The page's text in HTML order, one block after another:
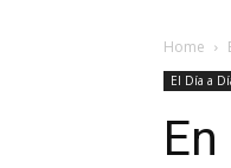
Home
El Día a